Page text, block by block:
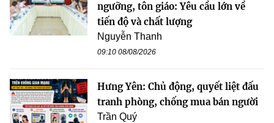
ngưỡng, tôn giáo: Yêu cầu lớn về
tiến độ và chất lượng
Nguyễn Thanh
09:10 08/08/2026
Hưng Yên: Chủ động, quyết liệt đấu
tranh phòng, chống mua bán người
Trần Quý